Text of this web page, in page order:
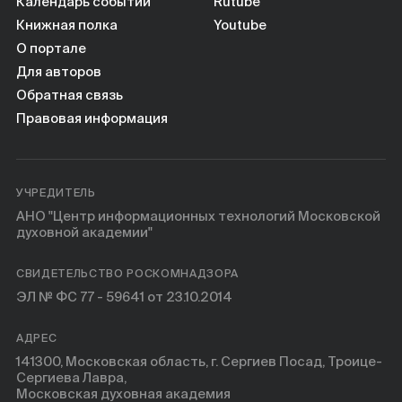
Книжная полка
О портале
Для авторов
Обратная связь
Правовая информация
Youtube
УЧРЕДИТЕЛЬ
АНО "Центр информационных технологий Московской
духовной академии"
СВИДЕТЕЛЬСТВО РОСКОМНАДЗОРА
ЭЛ № ФС 77 - 59641 от 23.10.2014
АДРЕС
141300, Московская область, г. Сергиев Посад, Троице-
Сергиева Лавра,
Московская духовная академия